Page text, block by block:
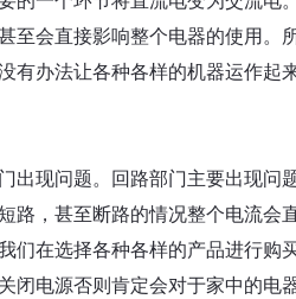
至会直接影响整个电器的使用。
办法让各种各样的机器运作起来
出现问题。回路部门主要出现问
路，甚至断路的情况整个电流会
在选择各种各样的产品进行购
闭电源否则肯定会对于家中的电